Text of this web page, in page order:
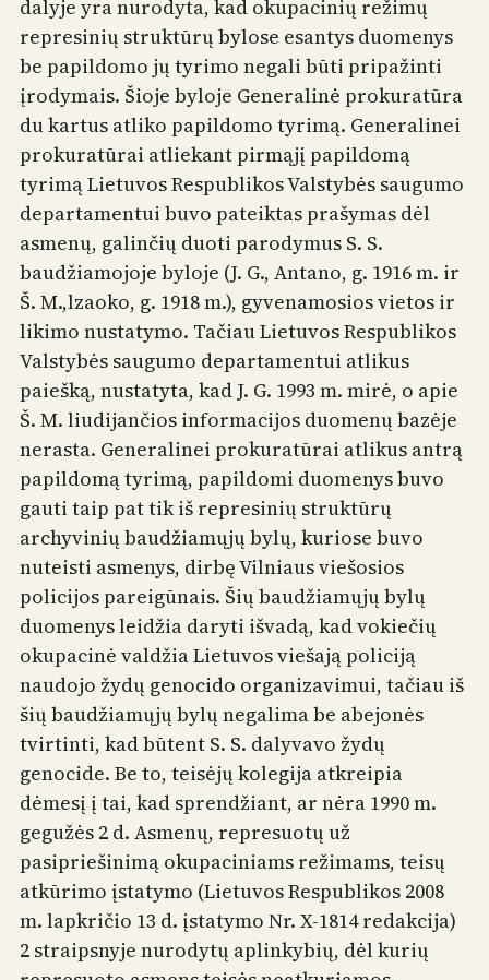
dalyje yra nurodyta, kad okupacinių režimų
represinių struktūrų bylose esantys duomenys
be papildomo jų tyrimo negali būti pripažinti
įrodymais. Šioje byloje Generalinė prokuratūra
du kartus atliko papildomo tyrimą. Generalinei
prokuratūrai atliekant pirmąjį papildomą
tyrimą Lietuvos Respublikos Valstybės saugumo
departamentui buvo pateiktas prašymas dėl
asmenų, galinčių duoti parodymus S. S.
baudžiamojoje byloje (J. G., Antano, g. 1916 m. ir
Š. M.,lzaoko, g. 1918 m.), gyvenamosios vietos ir
likimo nustatymo. Tačiau Lietuvos Respublikos
Valstybės saugumo departamentui atlikus
paiešką, nustatyta, kad J. G. 1993 m. mirė, o apie
Š. M. liudijančios informacijos duomenų bazėje
nerasta. Generalinei prokuratūrai atlikus antrą
papildomą tyrimą, papildomi duomenys buvo
gauti taip pat tik iš represinių struktūrų
archyvinių baudžiamųjų bylų, kuriose buvo
nuteisti asmenys, dirbę Vilniaus viešosios
policijos pareigūnais. Šių baudžiamųjų bylų
duomenys leidžia daryti išvadą, kad vokiečių
okupacinė valdžia Lietuvos viešają policiją
naudojo žydų genocido organizavimui, tačiau iš
šių baudžiamųjų bylų negalima be abejonės
tvirtinti, kad būtent S. S. dalyvavo žydų
genocide. Be to, teisėjų kolegija atkreipia
dėmesį į tai, kad sprendžiant, ar nėra 1990 m.
gegužės 2 d. Asmenų, represuotų už
pasipriešinimą okupaciniams režimams, teisų
atkūrimo įstatymo (Lietuvos Respublikos 2008
m. lapkričio 13 d. įstatymo Nr. X-1814 redakcija)
2 straipsnyje nurodytų aplinkybių, dėl kurių